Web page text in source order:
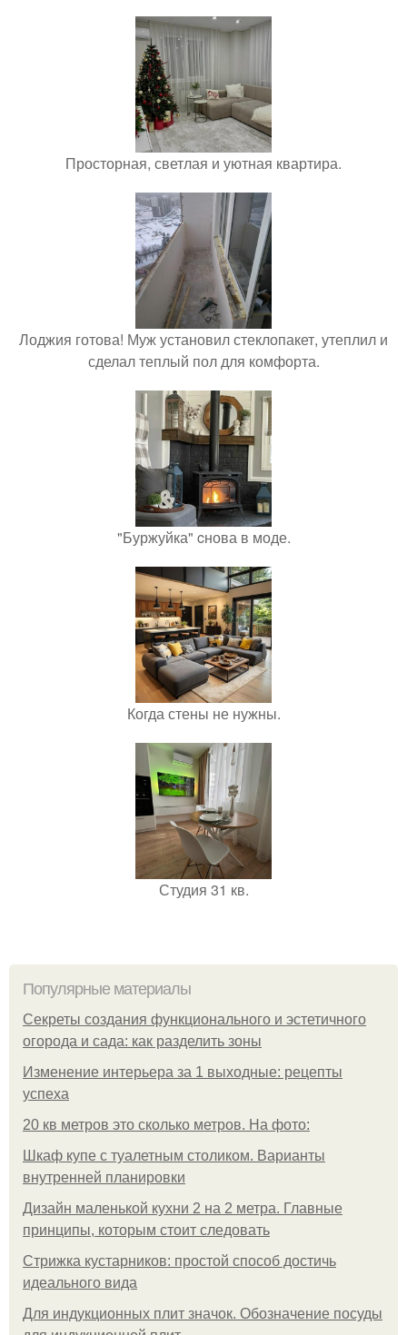
Просторная, светлая и уютная квартира.
Лоджия готова! Муж установил стеклопакет, утеплил и
сделал теплый пол для комфорта.
"Буржуйка" cнова в моде.
Когда стены не нужны.
Студия 31 кв.
Популярные материалы
Секреты создания функционального и эстетичного
огорода и сада: как разделить зоны
Изменение интерьера за 1 выходные: рецепты
успеха
20 кв метров это сколько метров. На фото:
Шкаф купе с туалетным столиком. Варианты
внутренней планировки
Дизайн маленькой кухни 2 на 2 метра. Главные
принципы, которым стоит следовать
Стрижка кустарников: простой способ достичь
идеального вида
Для индукционных плит значок. Обозначение посуды